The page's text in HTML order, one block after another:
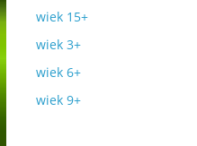
wiek 15+
wiek 3+
wiek 6+
wiek 9+